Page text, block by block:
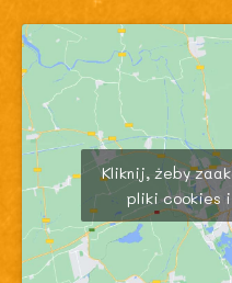
Kliknij, żeby
pliki cookies